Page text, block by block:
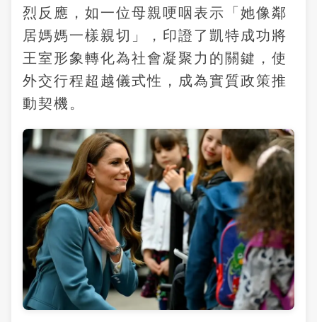
烈反應，如一位母親哽咽表示「她像鄰
居媽媽一樣親切」，印證了凱特成功將
王室形象轉化為社會凝聚力的關鍵，使
外交行程超越儀式性，成為實質政策推
動契機。